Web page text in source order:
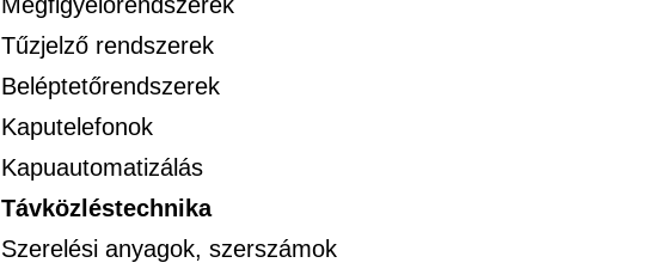
Tűzjelző rendszerek
Beléptetőrendszerek
Kaputelefonok
Kapuautomatizálás
Távközléstechnika
Szerelési anyagok, szerszámok